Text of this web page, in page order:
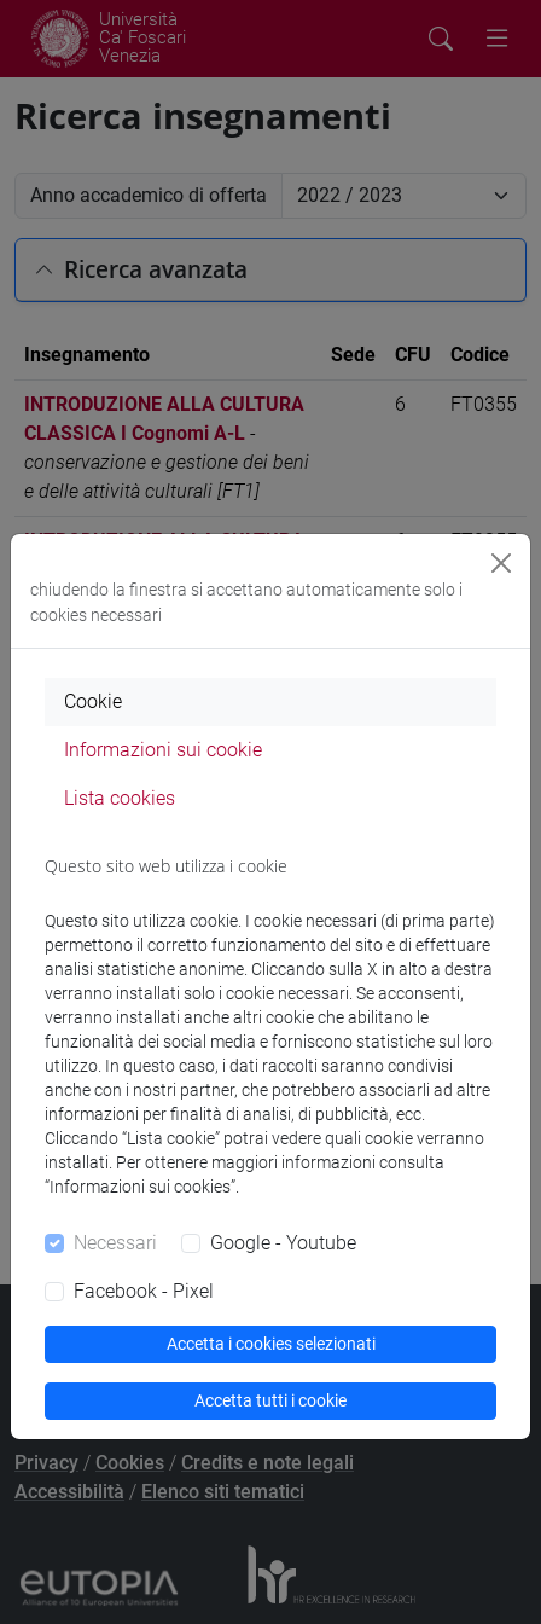
Università
Ca' Foscari
Venezia
Ricerca insegnamenti
Anno accademico di offerta
Ricerca avanzata
Insegnamento Sede CFU Codice
INTRODUZIONE ALLA CULTURA
CLASSICA I Cognomi A-L -
conservazione e gestione dei beni
e delle attività culturali [FT1]
6 FT0355
INTRODUZIONE ALLA CULTURA
conservazione e gestione dei beni
e delle attività culturali [FT1]
6 FT0355
Ricerca persone
Ricerca aule
Ricerca sedi
Ricerca strutture
Ricerca pubblicazioni
Ricerca risorse bibliografiche
Università Ca’ Foscari
Dorsoduro 3246, 30123 Venezia
PECprotocollo@pec.unive.it
P.IVA 00816350276 - C.F. 80007720271
Privacy / Cookies / Credits e note legali
Accessibilità / Elenco siti tematici
chiudendo la finestra si accettano automaticamente solo i
cookies necessari
Cookie
Informazioni sui cookie
Lista cookies
Questo sito web utilizza i cookie
Questo sito utilizza cookie. I cookie necessari (di prima parte)
permettono il corretto funzionamento del sito e di effettuare
analisi statistiche anonime. Cliccando sulla X in alto a destra
verranno installati solo i cookie necessari. Se acconsenti,
verranno installati anche altri cookie che abilitano le
funzionalità dei social media e forniscono statistiche sul loro
utilizzo. In questo caso, i dati raccolti saranno condivisi
anche con i nostri partner, che potrebbero associarli ad altre
informazioni per finalità di analisi, di pubblicità, ecc.
Cliccando “Lista cookie” potrai vedere quali cookie verranno
installati. Per ottenere maggiori informazioni consulta
“Informazioni sui cookies”.
Necessari Google - Youtube
Facebook - Pixel
Accetta i cookies selezionati
Accetta tutti i cookie